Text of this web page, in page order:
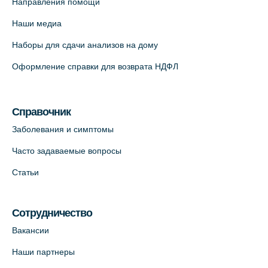
+7 (812) 664-55-80
На карте
+7 (812) 660-73-69
На карте
На карте
Лабораторный терминал на
Наши медиа
Наборы для сдачи анализов на дому
Оформление справки для возврата НДФЛ
Справочник
Заболевания и симптомы
Часто задаваемые вопросы
Статьи
Сотрудничество
Вакансии
Наши партнеры